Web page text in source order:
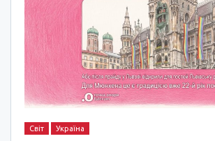
Світ Україна